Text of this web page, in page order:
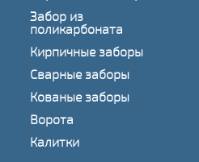
Забор из
поликарбоната
Кирпичные заборы
Сварные заборы
Кованые заборы
Ворота
Калитки